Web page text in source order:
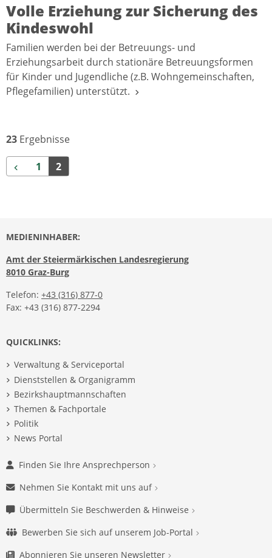
Volle Erziehung zur Sicherung des
Kindeswohl
Familien werden bei der Betreuungs- und
Erziehungsarbeit durch stationäre Betreuungsformen
für Kinder und Jugendliche (z.B. Wohngemeinschaften,
Pflegefamilien) unterstützt.
23 Ergebnisse
Zurück
1 2
MEDIENINHABER:
Amt der Steiermärkischen Landesregierung
8010 Graz-Burg
Telefon: +43 (316) 877-0
Fax: +43 (316) 877-2294
QUICKLINKS:
Verwaltung & Serviceportal
Dienststellen & Organigramm
Bezirkshauptmannschaften
Themen & Fachportale
Politik
News Portal
Finden Sie Ihre Ansprechperson
Nehmen Sie Kontakt mit uns auf
Übermitteln Sie Beschwerden & Hinweise
Bewerben Sie sich auf unserem Job-Portal
Abonnieren Sie unseren Newsletter